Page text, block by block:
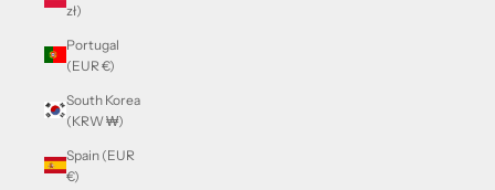
zł)
Portugal
(EUR €)
South Korea
(KRW ₩)
Spain (EUR
€)